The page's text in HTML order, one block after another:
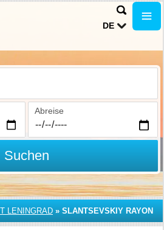
DE
Abreise
Suchen
LENINGRAD » SLANTSEVSKIY RAYON